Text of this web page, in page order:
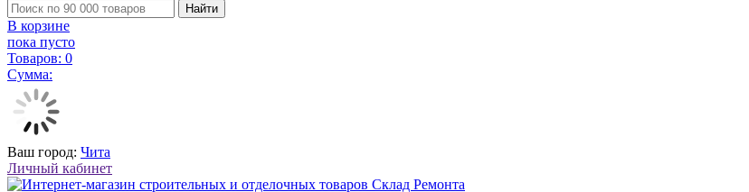
Найти
В корзине
пока пусто
Товаров: 0
Сумма:
Ваш город: Чита
Личный кабинет